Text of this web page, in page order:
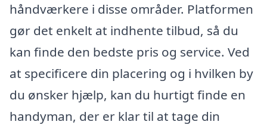
håndværkere i disse områder. Platformen
gør det enkelt at indhente tilbud, så du
kan finde den bedste pris og service. Ved
at specificere din placering og i hvilken by
du ønsker hjælp, kan du hurtigt finde en
handyman, der er klar til at tage din